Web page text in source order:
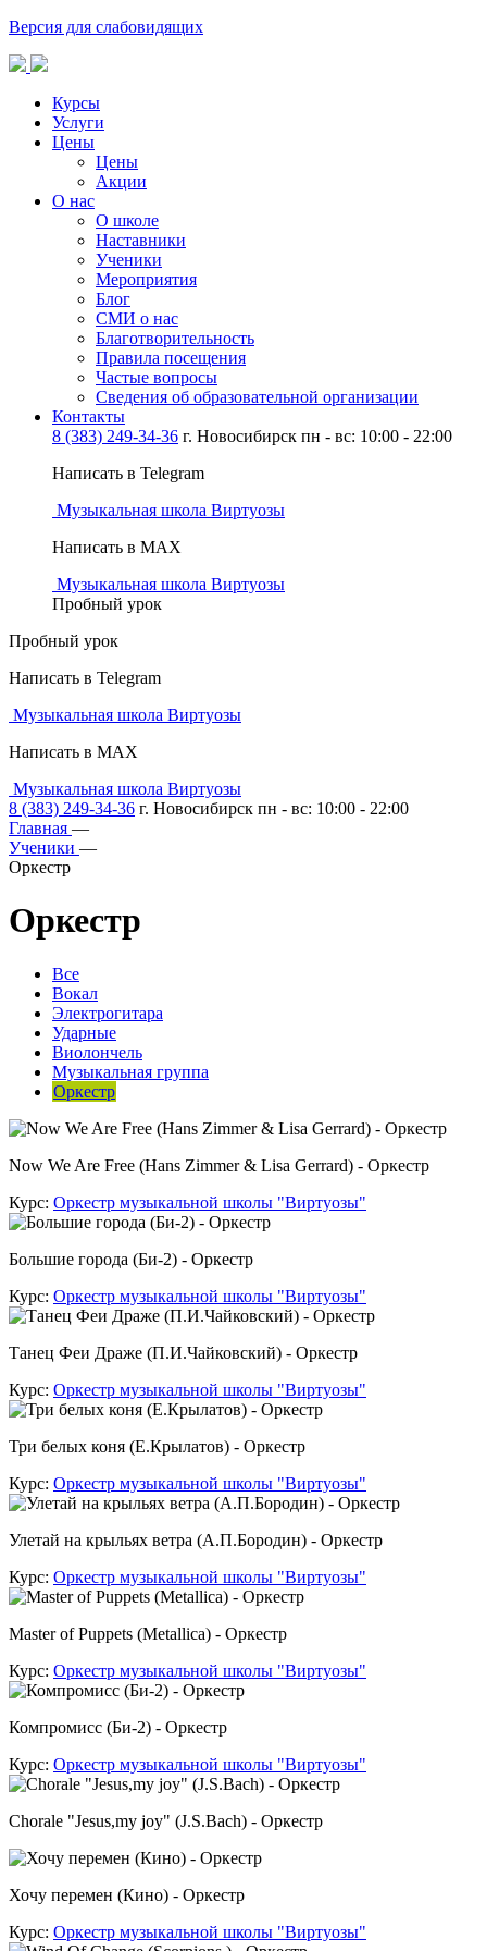
Версия для слабовидящих
Курсы
Услуги
Цены
Цены
Акции
О нас
О школе
Наставники
Ученики
Мероприятия
Блог
СМИ о нас
Благотворительность
Правила посещения
Частые вопросы
Сведения об образовательной организации
Контакты
8 (383) 249-34-36 г. Новосибирск пн - вс: 10:00 - 22:00
Написать в Telegram
Музыкальная школа Виртуозы
Написать в MAX
Музыкальная школа Виртуозы
Пробный урок
Пробный урок
Написать в Telegram
Музыкальная школа Виртуозы
Написать в MAX
Музыкальная школа Виртуозы
8 (383) 249-34-36 г. Новосибирск пн - вс: 10:00 - 22:00
Главная —
Ученики —
Оркестр
Оркестр
Все
Вокал
Электрогитара
Ударные
Виолончель
Музыкальная группа
Оркестр
Now We Are Free (Hans Zimmer & Lisa Gerrard) - Оркестр
Курс: Оркестр музыкальной школы "Виртуозы"
Большие города (Би-2) - Оркестр
Курс: Оркестр музыкальной школы "Виртуозы"
Танец Феи Драже (П.И.Чайковский) - Оркестр
Курс: Оркестр музыкальной школы "Виртуозы"
Три белых коня (Е.Крылатов) - Оркестр
Курс: Оркестр музыкальной школы "Виртуозы"
Улетай на крыльях ветра (А.П.Бородин) - Оркестр
Курс: Оркестр музыкальной школы "Виртуозы"
Master of Puppets (Metallica) - Оркестр
Курс: Оркестр музыкальной школы "Виртуозы"
Компромисс (Би-2) - Оркестр
Курс: Оркестр музыкальной школы "Виртуозы"
Chorale "Jesus,my joy" (J.S.Bach) - Оркестр
Хочу перемен (Кино) - Оркестр
Курс: Оркестр музыкальной школы "Виртуозы"